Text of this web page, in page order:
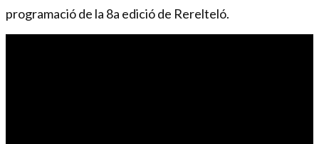
programació de la 8a edició de Rerelteló.